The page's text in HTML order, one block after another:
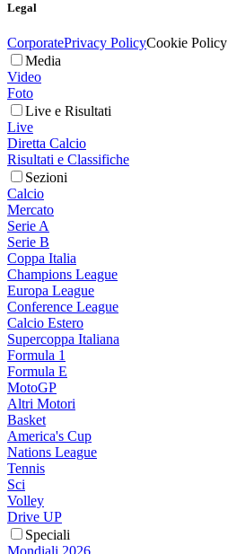
Legal
CorporatePrivacy PolicyCookie Policy
Media
Video
Foto
Live e Risultati
Live
Diretta Calcio
Risultati e Classifiche
Sezioni
Calcio
Mercato
Serie A
Serie B
Coppa Italia
Champions League
Europa League
Conference League
Calcio Estero
Supercoppa Italiana
Formula 1
Formula E
MotoGP
Altri Motori
Basket
America's Cup
Nations League
Tennis
Sci
Volley
Drive UP
Speciali